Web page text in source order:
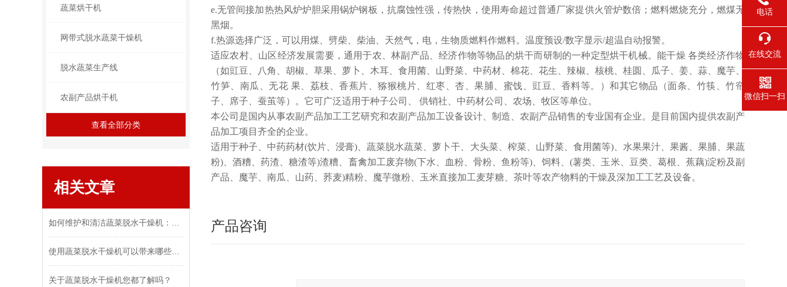
蔬菜烘干机
网带式脱水蔬菜干燥机
脱水蔬菜生产线
农副产品烘干机
查看全部分类
相关文章
关于蔬菜脱水干燥机您都了解吗？
e.无管间接加热热风炉炉胆采用锅炉钢板，抗腐蚀性强，传热快，使用寿命超过普通厂家提供火管炉数倍；燃料燃烧充分，燃煤无
黑烟。
f.热源选择广泛，可以用煤、劈柴、柴油、天然气，电，生物质燃料作燃料。温度预设/数字显示/超温自动报警。
适应农村、山区经济发展需要，通用于农、林副产品、经济作物等物品的烘干而研制的一种定型烘干机械。能干燥 各类经济作物
（如豇豆、八角、胡椒、草果、萝卜、木耳、食用菌、山野菜、中药材、棉花、花生、辣椒、核桃、桂圆、瓜子、姜、蒜、魔芋、
竹笋、南瓜、无花 果、荔枝、香蕉片、猕猴桃片、红枣、杏、果脯、蜜饯、豇豆、香料等。）和其它物品（面条、竹筷、竹帘
子、席子、蚕茧等）。它可广泛适用于种子公司、 供销社、中药材公司、农场、牧区等单位。
本公司是国内从事农副产品加工工艺研究和农副产品加工设备设计、制造、农副产品销售的专业国有企业。是目前国内提供农副产
品加工项目齐全的企业。
适用于种子、中药药材(饮片、浸膏)、蔬菜脱水蔬菜、萝卜干、大头菜、榨菜、山野菜、食用菌等)、水果果汁、果酱、果脯、果蔬
粉)、酒糟、药渣、糖渣等)渣糟、畜禽加工废弃物(下水、血粉、骨粉、鱼粉等)、饲料、(薯类、玉米、豆类、葛根、蕉藕)淀粉及副
产品、魔芋、南瓜、山药、荞麦)精粉、魔芋微粉、玉米直接加工麦芽糖、茶叶等农产物料的干燥及深加工工艺及设备。
产品咨询
电话
在线交流
微信扫一扫